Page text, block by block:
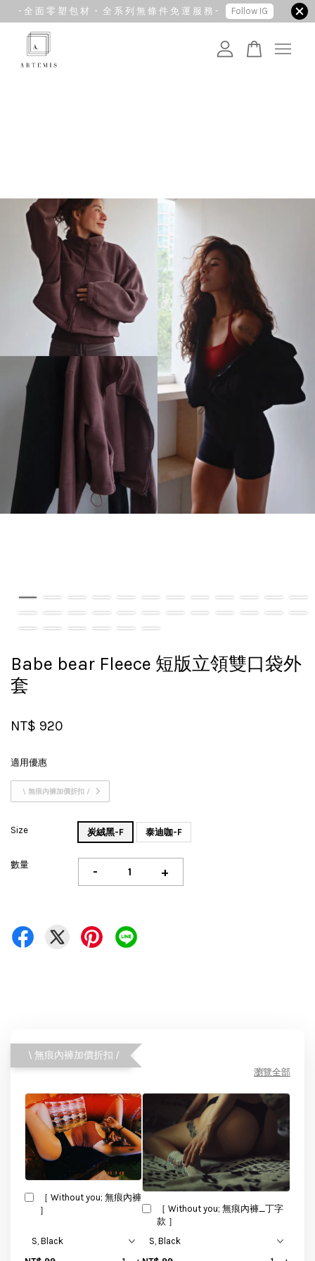
- 全 面 零 塑 包 材 ・ 全 系 列 無 條 件 免 運 服 務 - Follow IG
Babe bear Fleece 短版立領雙口袋外
套
NT$ 920
適用優惠
\ 無痕內褲加價折扣 /
Size 炭絨黑-F 泰迪咖-F
數量 - +
\ 無痕內褲加價折扣 /
瀏覽全部
［ Without you; 無痕內褲
］
［ Without you; 無痕內褲_丁字
款 ］
您的購物車目前還是空的。